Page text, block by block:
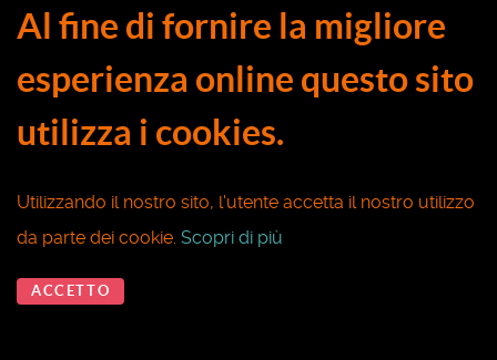
Al fine di fornire la migliore
esperienza online questo sito
utilizza i cookies.
Utilizzando il nostro sito, l'utente accetta il nostro utilizzo
da parte dei cookie. Scopri di più
ACCETTO